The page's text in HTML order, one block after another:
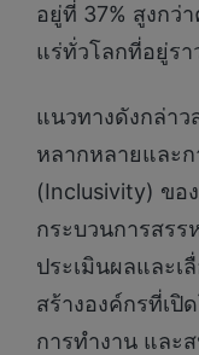
อยู่ที่ 37% สูงกว่
แร่ทั่วโลกที่อยู่รา
แนวทางดังกล่าว
หลากหลายและก
(Inclusivity) ขอ
กระบวนการสร
ประเมินผลและเ
สร้างองค์กรที่เปิ
การทำงาน และ